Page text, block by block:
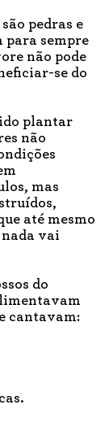
pedras e
para sempre
não pode
se do
plantar
não
mas
até mesmo
vai
do
cantavam: